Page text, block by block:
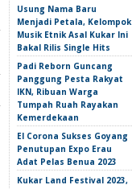
Usung Nama Baru
Menjadi Petala, Kelompok
Musik Etnik Asal Kukar Ini
Bakal Rilis Single Hits
Padi Reborn Guncang
Panggung Pesta Rakyat
IKN, Ribuan Warga
Tumpah Ruah Rayakan
Kemerdekaan
El Corona Sukses Goyang
Penutupan Expo Erau
Adat Pelas Benua 2023
Kukar Land Festival 2023,